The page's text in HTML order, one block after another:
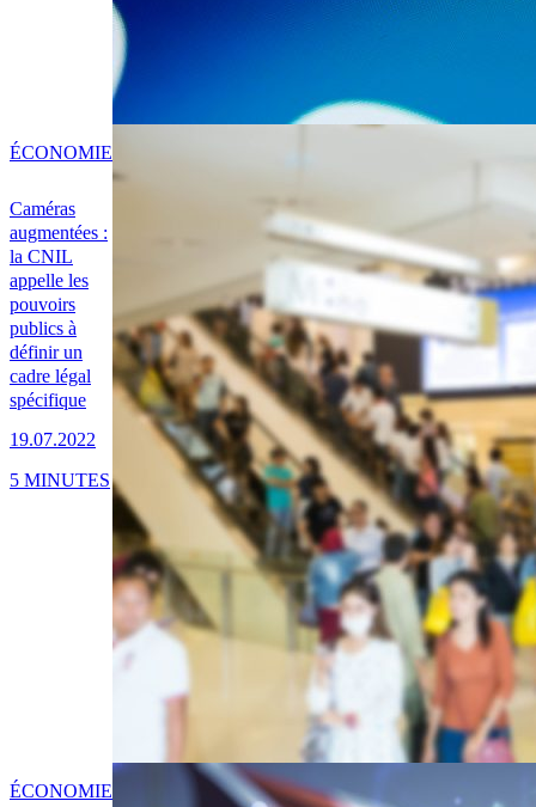
Caméras
augmentées :
la CNIL
appelle les
pouvoirs
publics à
définir un
cadre légal
spécifique
19.07.2022
ÉCONOMIE
5 MINUTES
ÉCONOMIE